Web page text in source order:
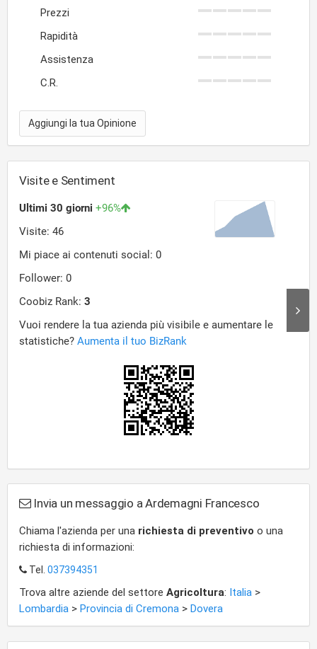
Prezzi
Rapidità
Assistenza
C.R.
Aggiungi la tua Opinione
Visite e Sentiment
Invia un messaggio a Ardemagni Francesco
Chiama l'azienda per una richiesta di preventivo o una
richiesta di informazioni:
Tel. 037394351
Trova altre aziende del settore Agricoltura: Italia >
Lombardia > Provincia di Cremona > Dovera